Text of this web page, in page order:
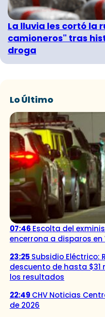
La lluvia les cortó la
camioneros" tras
droga
Lo Último
07:46 Escolta del
encerrona a disparos
23:25 Subsidio Eléctrico:
descuento de hasta $31
los resultados
22:49 CHV Noticias
de 2026